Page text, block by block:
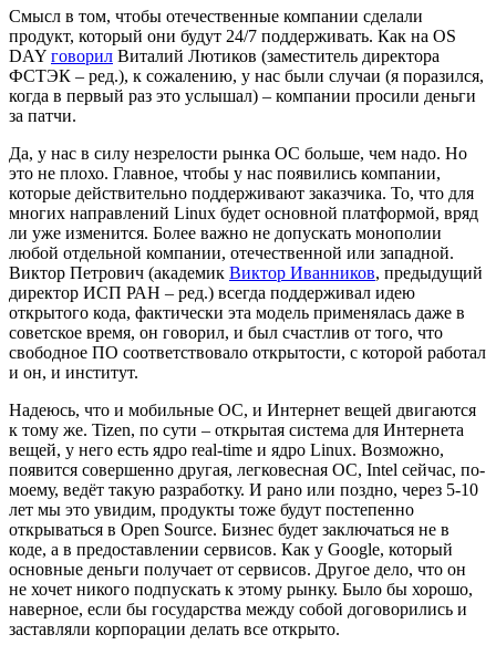
Смысл в том, чтобы отечественные компании сделали
продукт, который они будут 24/7 поддерживать. Как на OS
DAY говорил Виталий Лютиков (заместитель директора
ФСТЭК – ред.), к сожалению, у нас были случаи (я поразился,
когда в первый раз это услышал) – компании просили деньги
за патчи.
Да, у нас в силу незрелости рынка ОС больше, чем надо. Но
это не плохо. Главное, чтобы у нас появились компании,
которые действительно поддерживают заказчика. То, что для
многих направлений Linux будет основной платформой, вряд
ли уже изменится. Более важно не допускать монополии
любой отдельной компании, отечественной или западной.
Виктор Петрович (академик Виктор Иванников, предыдущий
директор ИСП РАН – ред.) всегда поддерживал идею
открытого кода, фактически эта модель применялась даже в
советское время, он говорил, и был счастлив от того, что
свободное ПО соответствовало открытости, с которой работал
и он, и институт.
Надеюсь, что и мобильные ОС, и Интернет вещей двигаются
к тому же. Tizen, по сути – открытая система для Интернета
вещей, у него есть ядро real-time и ядро Linux. Возможно,
появится совершенно другая, легковесная ОС, Intel сейчас, по-
моему, ведёт такую разработку. И рано или поздно, через 5-10
лет мы это увидим, продукты тоже будут постепенно
открываться в Open Source. Бизнес будет заключаться не в
коде, а в предоставлении сервисов. Как у Google, который
основные деньги получает от сервисов. Другое дело, что он
не хочет никого подпускать к этому рынку. Было бы хорошо,
наверное, если бы государства между собой договорились и
заставляли корпорации делать все открыто.